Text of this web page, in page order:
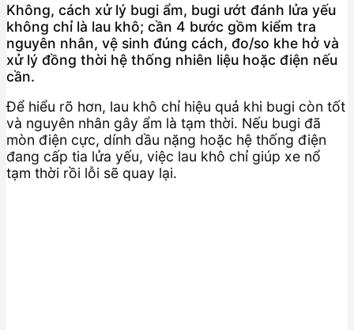
Không, cách xử lý bugi ẩm, bugi ướt đánh lửa yếu
không chỉ là lau khô; cần 4 bước gồm kiểm tra
nguyên nhân, vệ sinh đúng cách, đo/so khe hở và
xử lý đồng thời hệ thống nhiên liệu hoặc điện nếu
cần.
Để hiểu rõ hơn, lau khô chỉ hiệu quả khi bugi còn tốt
và nguyên nhân gây ẩm là tạm thời. Nếu bugi đã
mòn điện cực, dính dầu nặng hoặc hệ thống điện
đang cấp tia lửa yếu, việc lau khô chỉ giúp xe nổ
tạm thời rồi lỗi sẽ quay lại.